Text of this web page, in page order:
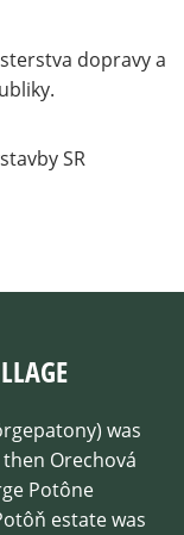
dopravy a
was
Orechová
Potône
estate was